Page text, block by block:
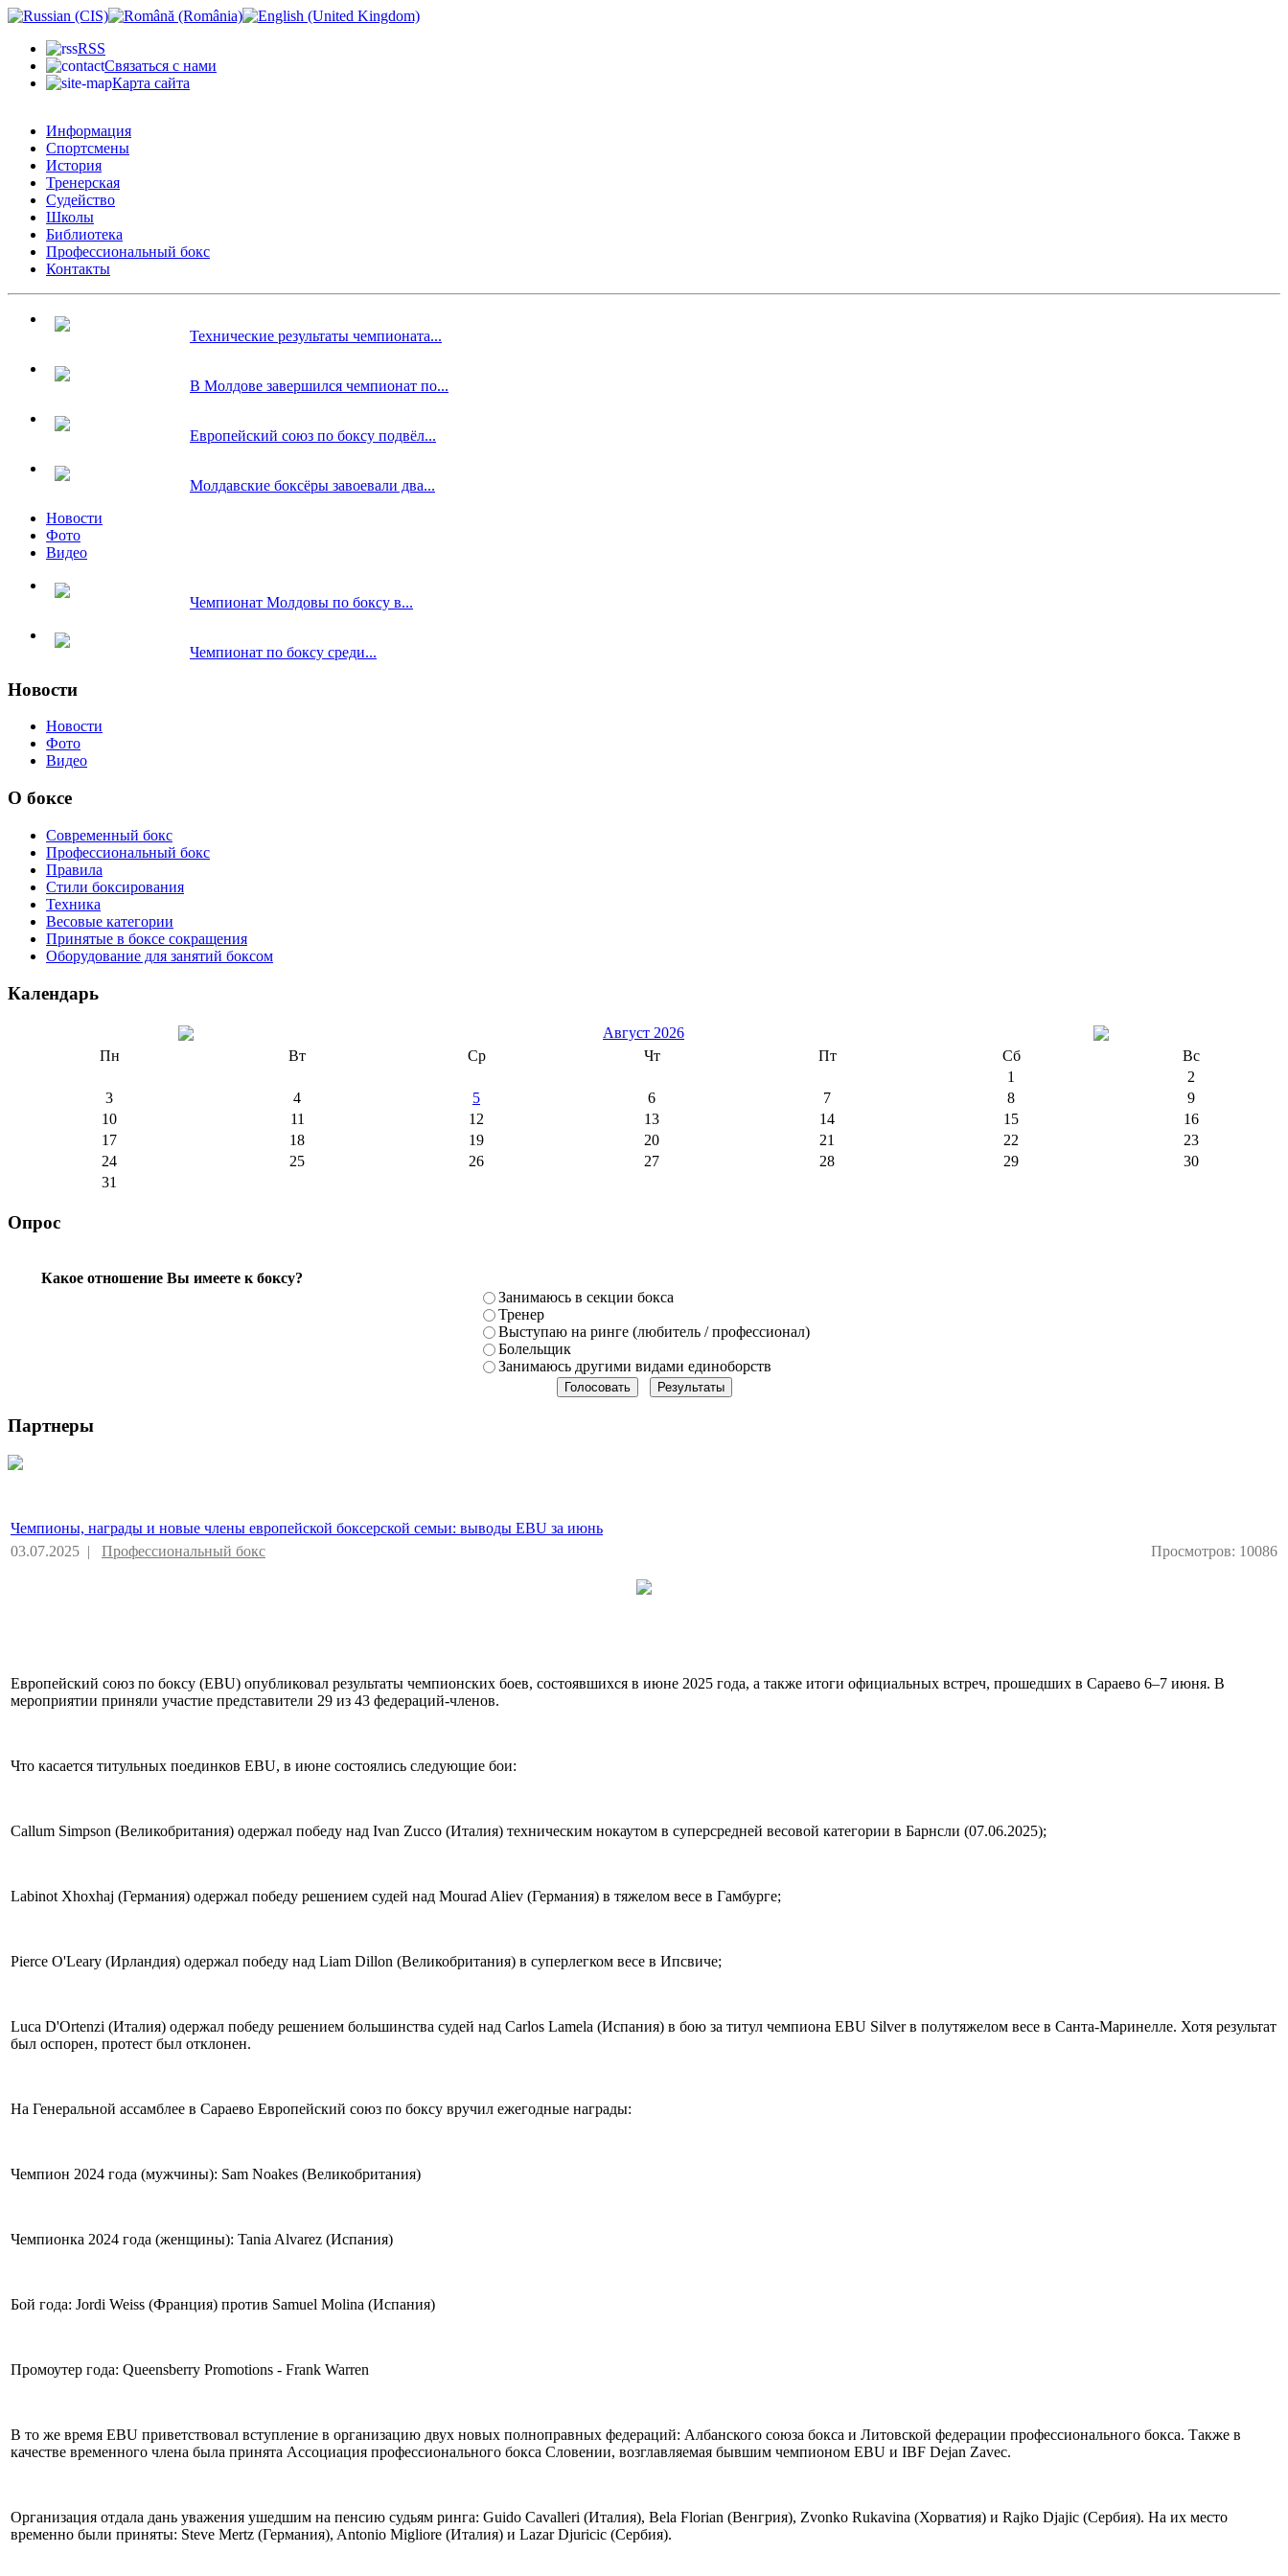
RSS
Связаться с нами
Карта сайта
Информация
Спортсмены
История
Тренерская
Судейство
Школы
Библиотека
Профессиональный бокс
Контакты
Технические результаты чемпионата...
В Молдове завершился чемпионат по...
Европейский союз по боксу подвёл...
Молдавские боксёры завоевали два...
Новости
Фото
Видео
Чемпионат Молдовы по боксу в...
Чемпионат по боксу среди...
Новости
Новости
Фото
Видео
О боксе
Современный бокс
Профессиональный бокс
Правила
Стили боксирования
Техника
Весовые категории
Принятые в боксе сокращения
Оборудование для занятий боксом
Календарь
Август 2026
Пн
Вт Ср Чт Пт Сб
Вс
1
2
3
4 5 6 7 8
9
10
11 12 13 14 15
16
17
18 19 20 21 22
23
24
25 26 27 28 29
30
31
Опрос
Какое отношение Вы имеете к боксу?
Занимаюсь в секции бокса
Тренер
Выступаю на ринге (любитель / профессионал)
Болельщик
Занимаюсь другими видами единоборств
Партнеры
Чемпионы, награды и новые члены европейской боксерской семьи: выводы EBU за июнь
Просмотров: 10086
03.07.2025 | Профессиональный бокс
Европейский союз по боксу (EBU) опубликовал результаты чемпионских боев, состоявшихся в июне 2025 года, а также итоги официальных встреч, прошедших в Сараево 6–7 июня. В
мероприятии приняли участие представители 29 из 43 федераций-членов.
Что касается титульных поединков EBU, в июне состоялись следующие бои:
Callum Simpson (Великобритания) одержал победу над Ivan Zucco (Италия) техническим нокаутом в суперсредней весовой категории в Барнсли (07.06.2025);
Labinot Xhoxhaj (Германия) одержал победу решением судей над Mourad Aliev (Германия) в тяжелом весе в Гамбурге;
Pierce O'Leary (Ирландия) одержал победу над Liam Dillon (Великобритания) в суперлегком весе в Ипсвиче;
Luca D'Ortenzi (Италия) одержал победу решением большинства судей над Carlos Lamela (Испания) в бою за титул чемпиона EBU Silver в полутяжелом весе в Санта-Маринелле. Хотя результат
был оспорен, протест был отклонен.
На Генеральной ассамблее в Сараево Европейский союз по боксу вручил ежегодные награды:
Чемпион 2024 года (мужчины): Sam Noakes (Великобритания)
Чемпионка 2024 года (женщины): Tania Alvarez (Испания)
Бой года: Jordi Weiss (Франция) против Samuel Molina (Испания)
Промоутер года: Queensberry Promotions - Frank Warren
В то же время EBU приветствовал вступление в организацию двух новых полноправных федераций: Албанского союза бокса и Литовской федерации профессионального бокса. Также в
качестве временного члена была принята Ассоциация профессионального бокса Словении, возглавляемая бывшим чемпионом EBU и IBF Dejan Zavec.
Организация отдала дань уважения ушедшим на пенсию судьям ринга: Guido Cavalleri (Италия), Bela Florian (Венгрия), Zvonko Rukavina (Хорватия) и Rajko Djajic (Сербия). На их место
временно были приняты: Steve Mertz (Германия), Antonio Migliore (Италия) и Lazar Djuricic (Сербия).